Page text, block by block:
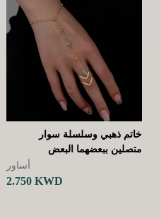
خاتم ذهبي وسلسلة سوار
متصلين ببعضهما البعض
أساور
2.750 KWD